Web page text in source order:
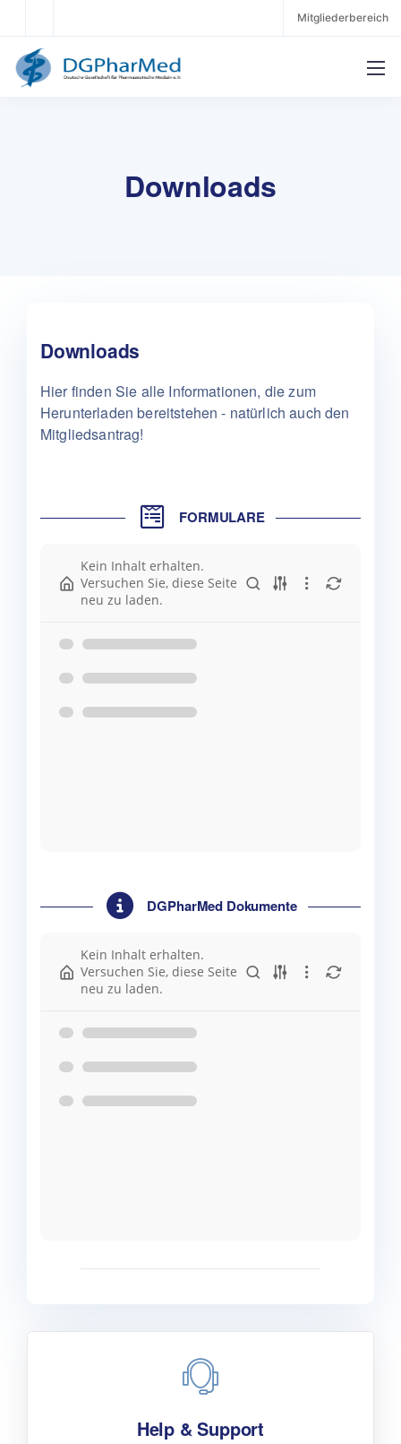
Mitgliederbereich
Downloads
Downloads
Hier finden Sie alle Informationen, die zum
Herunterladen bereitstehen - natürlich auch den
Mitgliedsantrag!
FORMULARE
Kein Inhalt erhalten.
Versuchen Sie, diese Seite
neu zu laden.
DGPharMed Dokumente
Kein Inhalt erhalten.
Versuchen Sie, diese Seite
neu zu laden.
Help & Support